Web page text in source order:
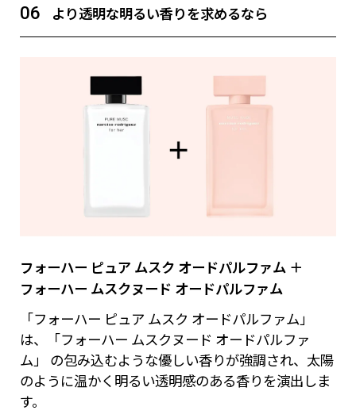
06 より透明な明るい香りを求めるなら
フォーハー ピュア ムスク オードパルファム ＋
フォーハー ムスクヌード オードパルファム
「フォーハー ピュア ムスク オードパルファム」
は、「フォーハー ムスクヌード オードパルファ
ム」 の包み込むような優しい香りが強調され、太陽
のように温かく明るい透明感のある香りを演出しま
す。